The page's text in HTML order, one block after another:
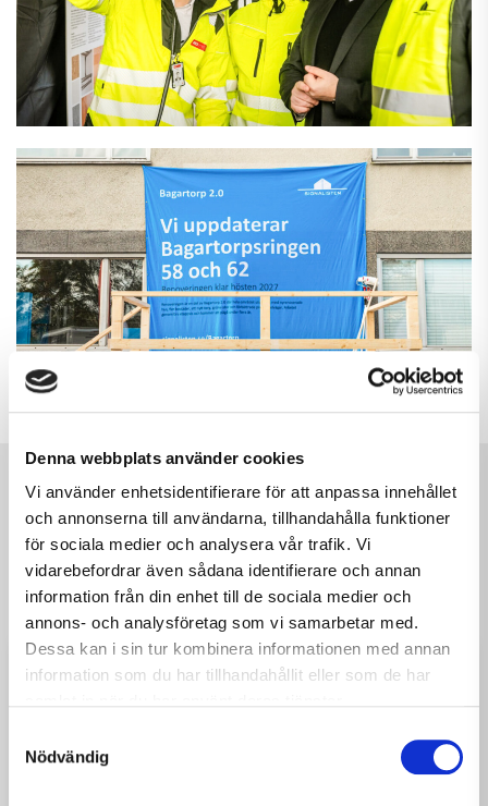
Denna webbplats använder cookies
Vi använder enhetsidentifierare för att anpassa innehållet
och annonserna till användarna, tillhandahålla funktioner
för sociala medier och analysera vår trafik. Vi
vidarebefordrar även sådana identifierare och annan
information från din enhet till de sociala medier och
annons- och analysföretag som vi samarbetar med.
Dessa kan i sin tur kombinera informationen med annan
information som du har tillhandahållit eller som de har
Nödvändig
Andra läste också...